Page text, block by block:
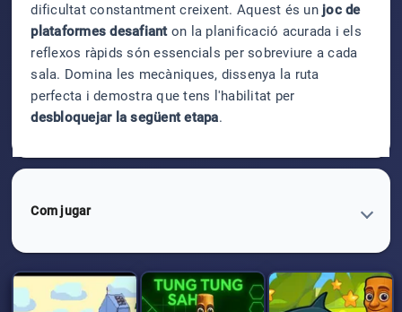
dificultat constantment creixent. Aquest és un joc de
plataformes desafianton la planificació acurada i els
reflexos ràpids són essencials per sobreviure a cada
sala. Domina les mecàniques, dissenya la ruta
perfecta i demostra que tens l'habilitat per
desbloquejar la següent etapa.
Com jugar